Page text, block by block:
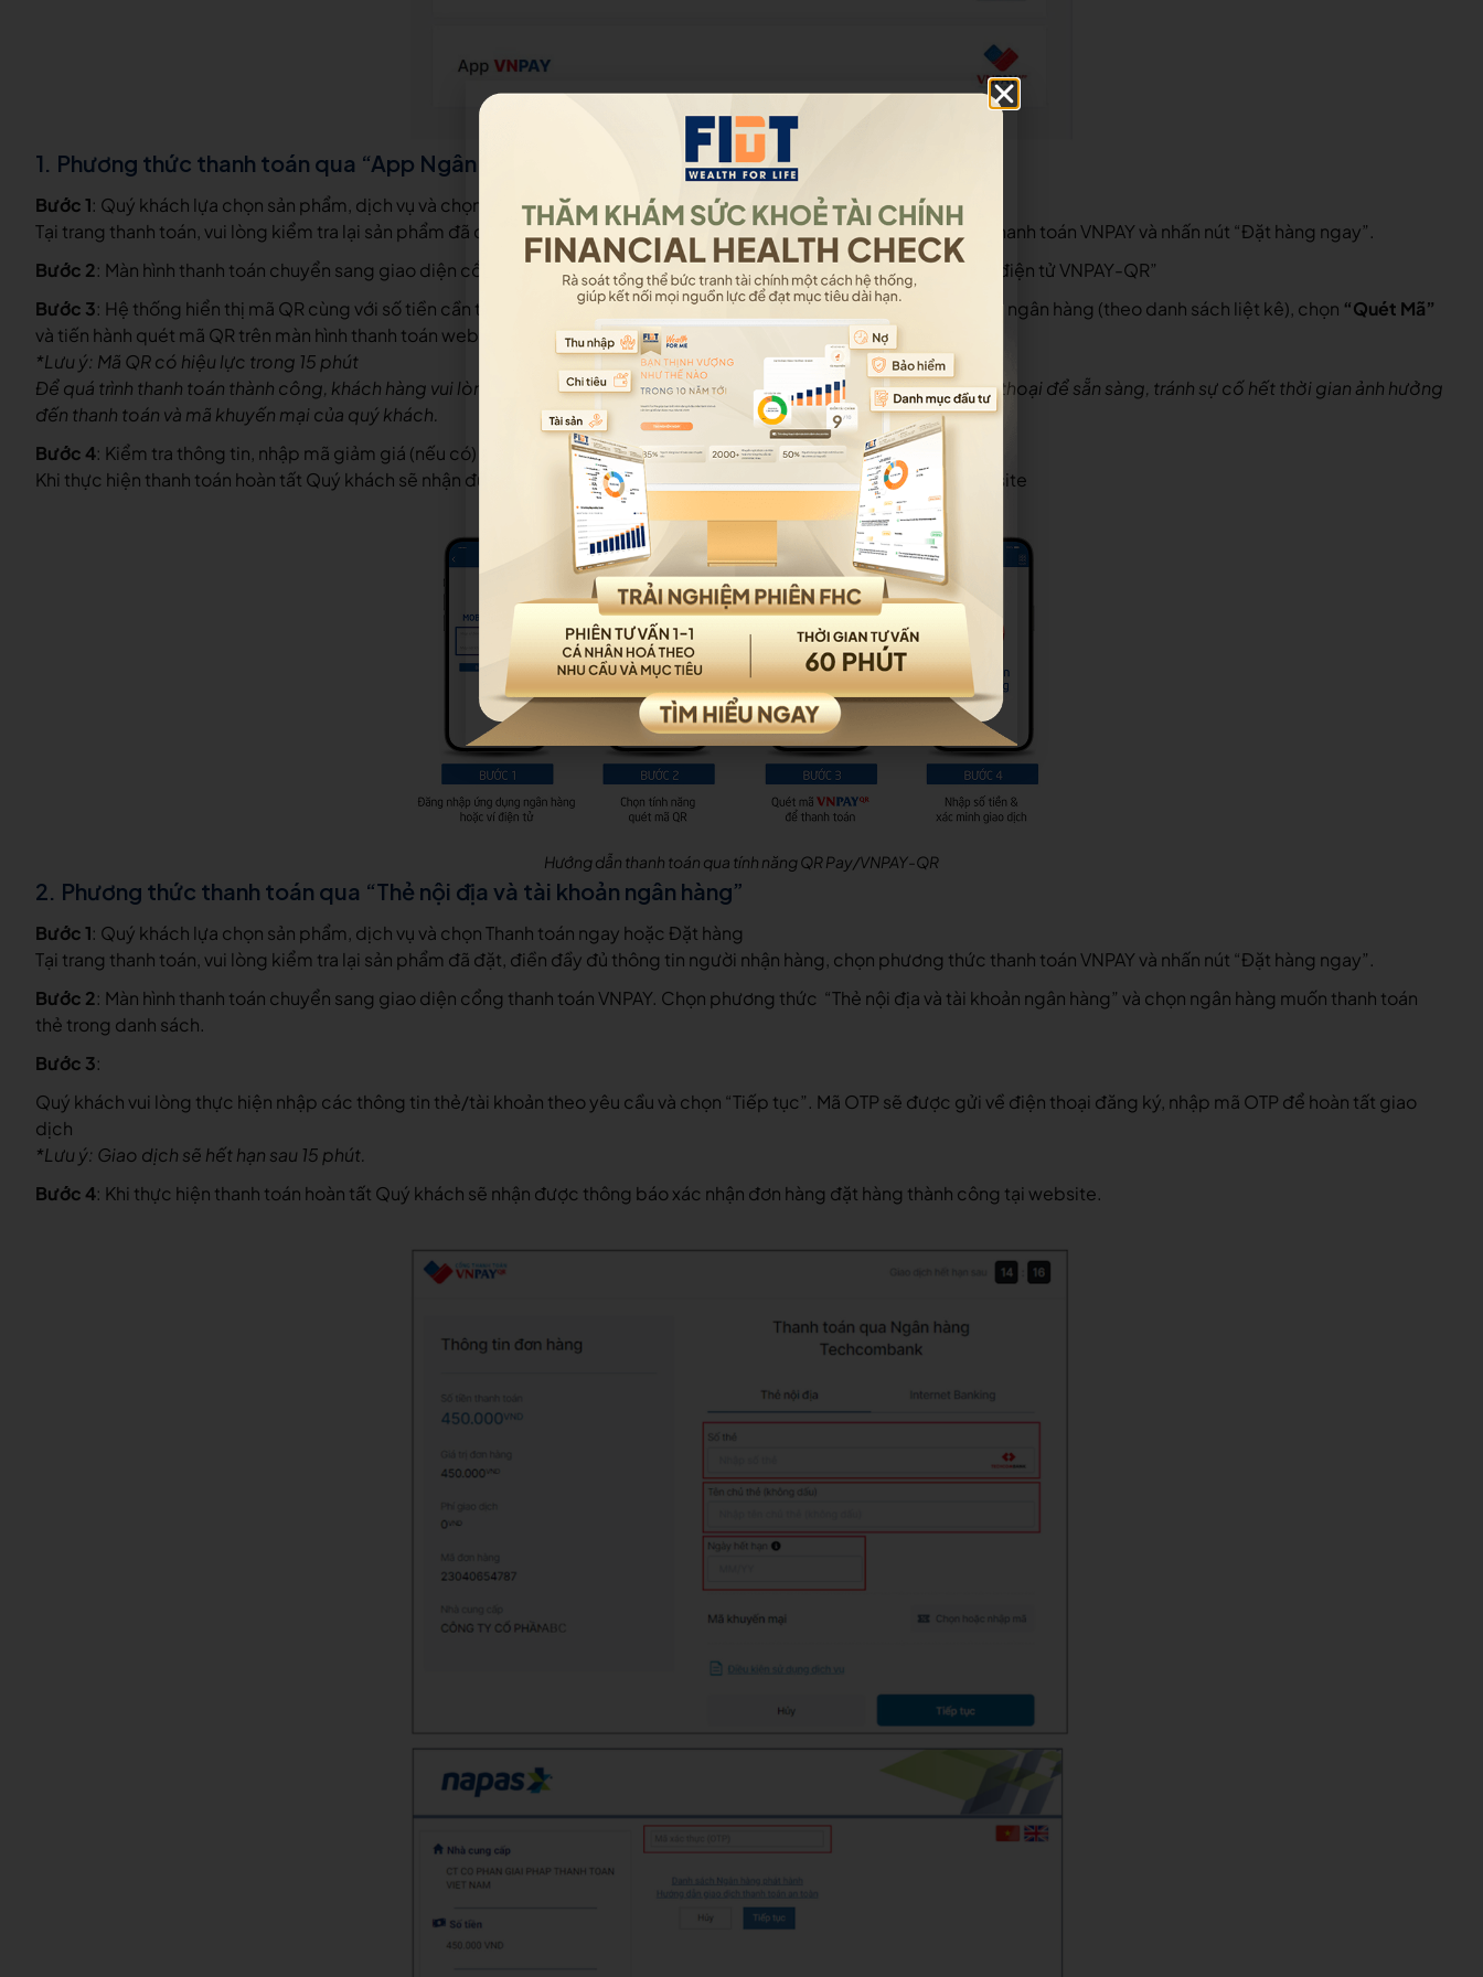
1. Phương thức thanh toán qua “App Ngân hàng và ví điện tử VNPAY-QR"
Bước 1: Quý khách lựa chọn sản phẩm, dịch vụ và chọn Thanh toán ngay hoặc Đặt hàng
Tại trang thanh toán, vui lòng kiểm tra lại sản phẩm đã đặt, điền đầy đủ thông tin người nhận hàng, chọn phương thức thanh toán VNPAY và nhấn nút “Đặt hàng ngay”.
Bước 2: Màn hình thanh toán chuyển sang giao diện cổng thanh toán VNPAY.Chọn phương thức “App Ngân hàng và ví điện tử VNPAY-QR”
Bước 3: Hệ thống hiển thị mã QR cùng với số tiền cần thanh toán, Quý khách kiểm tra lại số tiền này. Sử dụng ứng dụng ngân hàng (theo danh sách liệt kê), chọn “Quét Mã”
và tiến hành quét mã QR trên màn hình thanh toán website
*Lưu ý: Mã QR có hiệu lực trong 15 phút
Để quá trình thanh toán thành công, khách hàng vui lòng tham khảo trước các điều kiện và thao tác quét mã trên điện thoại để sẵn sàng, tránh sự cố hết thời gian ảnh hưởng
đến thanh toán và mã khuyến mại của quý khách.
Bước 4: Kiểm tra thông tin, nhập mã giảm giá (nếu có) và hoàn tất thanh toán
Khi thực hiện thanh toán hoàn tất Quý khách sẽ nhận được thông báo xác nhận đơn hàng đặt hàng thành công tại website
Hướng dẫn thanh toán qua tính năng QR Pay/VNPAY-QR
2. Phương thức thanh toán qua “Thẻ nội địa và tài khoản ngân hàng”
Bước 1: Quý khách lựa chọn sản phẩm, dịch vụ và chọn Thanh toán ngay hoặc Đặt hàng
Tại trang thanh toán, vui lòng kiểm tra lại sản phẩm đã đặt, điền đầy đủ thông tin người nhận hàng, chọn phương thức thanh toán VNPAY và nhấn nút “Đặt hàng ngay”.
Bước 2: Màn hình thanh toán chuyển sang giao diện cổng thanh toán VNPAY. Chọn phương thức “Thẻ nội địa và tài khoản ngân hàng” và chọn ngân hàng muốn thanh toán
thẻ trong danh sách.
Bước 3:
Quý khách vui lòng thực hiện nhập các thông tin thẻ/tài khoản theo yêu cầu và chọn “Tiếp tục”. Mã OTP sẽ được gửi về điện thoại đăng ký, nhập mã OTP để hoàn tất giao
dịch
*Lưu ý: Giao dịch sẽ hết hạn sau 15 phút.
Bước 4: Khi thực hiện thanh toán hoàn tất Quý khách sẽ nhận được thông báo xác nhận đơn hàng đặt hàng thành công tại website.